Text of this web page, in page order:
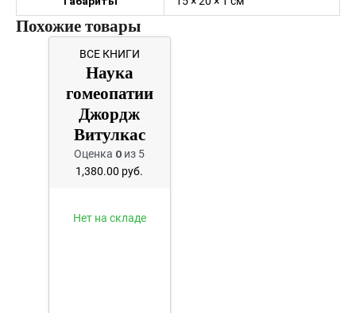
Похожие товары
Нет на складе
ВСЕ КНИГИ
Наука
гомеопатии
Джордж
Витулкас
Оценка 0 из 5
1,380.00 руб.